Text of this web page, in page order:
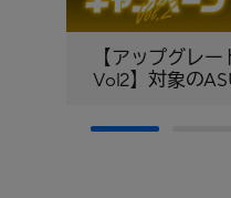
【アップグレ
Vol2】対象の
キャッシュバッ